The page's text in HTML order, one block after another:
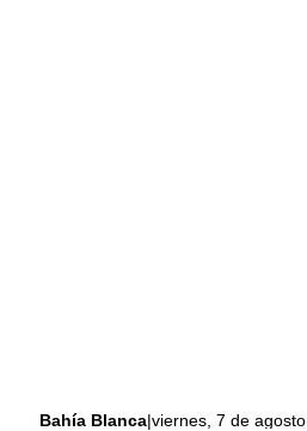
Bahía Blanca|viernes, 7 de agosto